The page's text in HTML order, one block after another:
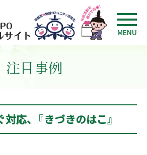
MENU
注目事例
応、『きづきのはこ』